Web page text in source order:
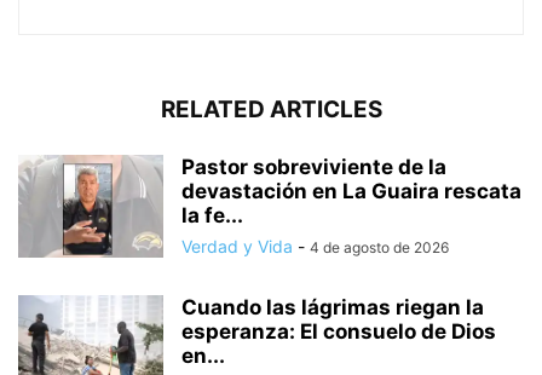
RELATED ARTICLES
Pastor sobreviviente de la
devastación en La Guaira rescata
la fe...
Verdad y Vida - 4 de agosto de 2026
Cuando las lágrimas riegan la
esperanza: El consuelo de Dios
en...